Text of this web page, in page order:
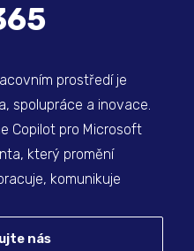
prostředí je
spolupráce a inovace.
Copilot pro Microsoft
který promění
komunikuje
nás